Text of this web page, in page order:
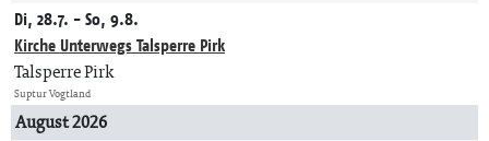
Di, 28.7. - So, 9.8.
Kirche Unterwegs Talsperre Pirk
Talsperre Pirk
Suptur Vogtland
August 2026